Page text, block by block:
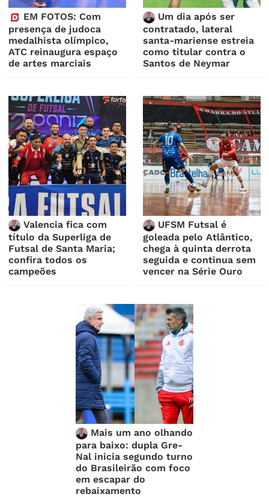
EM FOTOS: Com
presença de judoca
medalhista olímpico,
ATC reinaugura espaço
de artes marciais
Um dia após ser
contratado, lateral
santa-mariense estreia
como titular contra o
Santos de Neymar
Valencia fica com
título da Superliga de
Futsal de Santa Maria;
confira todos os
campeões
UFSM Futsal é
goleada pelo Atlântico,
chega à quinta derrota
seguida e continua sem
vencer na Série Ouro
Mais um ano olhando
para baixo: dupla Gre-
Nal inicia segundo turno
do Brasileirão com foco
em escapar do
rebaixamento